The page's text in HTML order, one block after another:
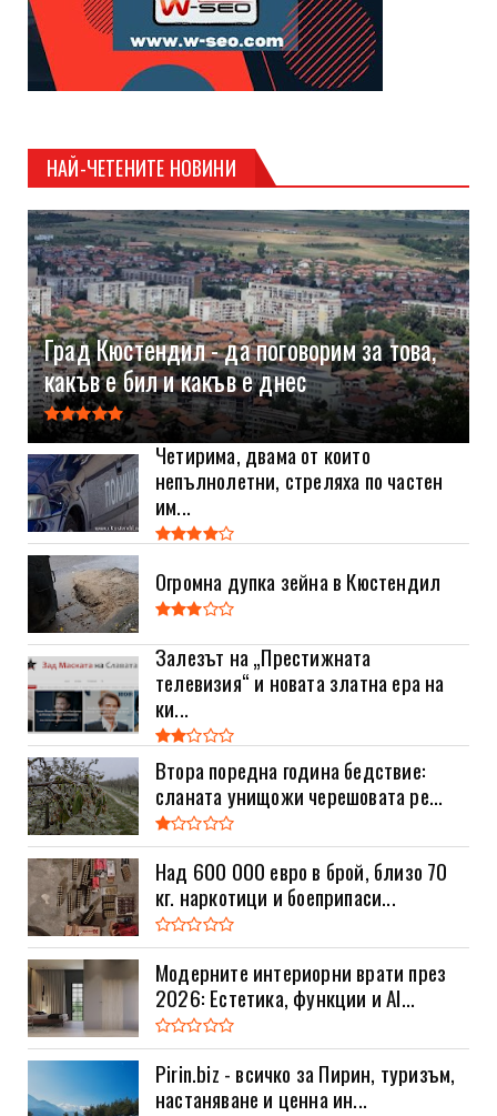
НАЙ-ЧЕТЕНИТЕ НОВИНИ
Град Кюстендил - да поговорим за това,
какъв е бил и какъв е днес
Четирима, двама от които
непълнолетни, стреляха по частен
им...
Огромна дупка зейна в Кюстендил
Залезът на „Престижната
телевизия“ и новата златна ера на
ки...
Втора поредна година бедствие:
сланата унищожи черешовата ре...
Над 600 000 евро в брой, близо 70
кг. наркотици и боеприпаси...
Модерните интериорни врати през
2026: Естетика, функции и AI...
Pirin.biz - всичко за Пирин, туризъм,
настаняване и ценна ин...